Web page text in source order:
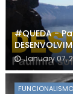
#QUEDA -
January 07,
FUNCIONALISMO